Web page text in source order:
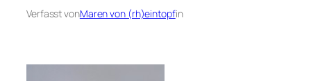
Verfasst vonMaren von (rh)eintopfin